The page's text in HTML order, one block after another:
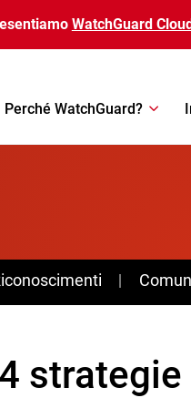
WatchGuard
Perché WatchGuard?